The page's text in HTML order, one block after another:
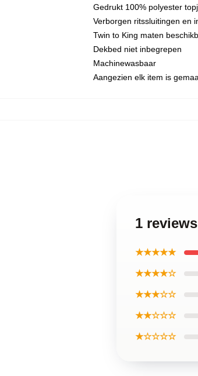
Gedrukt 100% polyester
Verborgen ritssluitingen en
Twin to King maten
Dekbed niet inbegrepen
Machinewasbaar
Aangezien elk item is
1
★★★★★
★★★★☆
★★★☆☆
★★☆☆☆
★☆☆☆☆